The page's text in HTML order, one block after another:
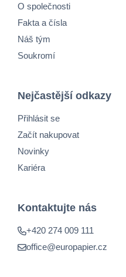
O společnosti
Fakta a čísla
Náš tým
Soukromí
Nejčastější odkazy
Přihlásit se
Začít nakupovat
Novinky
Kariéra
Kontaktujte nás
+420 274 009 111
office@europapier.cz